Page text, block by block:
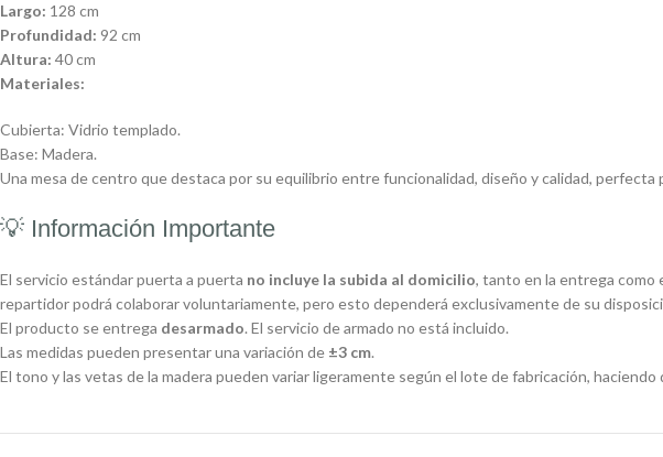
Largo: 128 cm
Profundidad: 92 cm
Altura: 40 cm
Materiales:
Cubierta: Vidrio templado.
Base: Madera.
Una mesa de centro que destaca por su equilibrio entre funcionalidad, diseño y calidad,
💡 Información Importante
El servicio estándar puerta a puerta no incluye la subida al domicilio, tanto en la entrega como
repartidor podrá colaborar voluntariamente, pero esto dependerá exclusivamente de su
El producto se entrega desarmado. El servicio de armado no está incluido.
Las medidas pueden presentar una variación de ±3 cm.
El tono y las vetas de la madera pueden variar ligeramente según el lote de fabricación, haciendo